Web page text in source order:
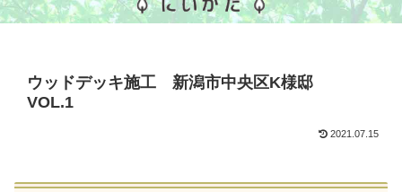
ウッドデッキ施工 新潟市中央区K様邸
VOL.1
2021.07.15